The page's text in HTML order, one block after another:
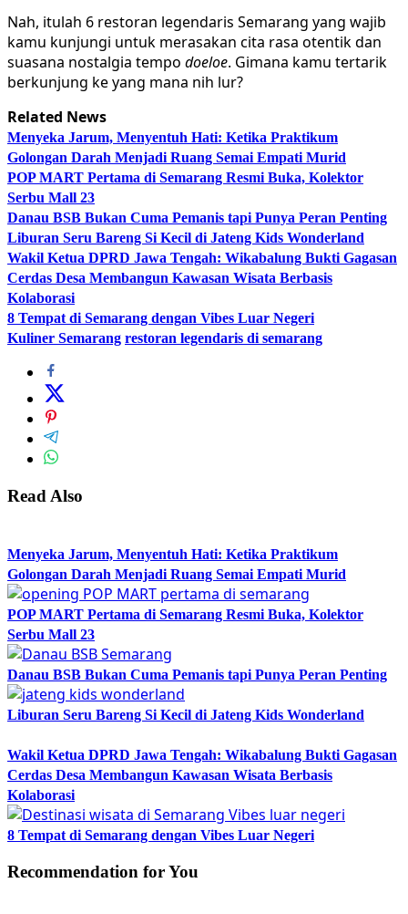
Nah, itulah 6 restoran legendaris Semarang yang wajib
kamu kunjungi untuk merasakan cita rasa otentik dan
suasana nostalgia tempo doeloe. Gimana kamu tertarik
berkunjung ke yang mana nih lur?
Related News
Menyeka Jarum, Menyentuh Hati: Ketika Praktikum
Golongan Darah Menjadi Ruang Semai Empati Murid
POP MART Pertama di Semarang Resmi Buka, Kolektor
Serbu Mall 23
Danau BSB Bukan Cuma Pemanis tapi Punya Peran Penting
Liburan Seru Bareng Si Kecil di Jateng Kids Wonderland
Wakil Ketua DPRD Jawa Tengah: Wikabalung Bukti Gagasan
Cerdas Desa Membangun Kawasan Wisata Berbasis
Kolaborasi
8 Tempat di Semarang dengan Vibes Luar Negeri
Kuliner Semarang restoran legendaris di semarang
Read Also
Menyeka Jarum, Menyentuh Hati: Ketika Praktikum
Golongan Darah Menjadi Ruang Semai Empati Murid
POP MART Pertama di Semarang Resmi Buka, Kolektor
Serbu Mall 23
Danau BSB Bukan Cuma Pemanis tapi Punya Peran Penting
Liburan Seru Bareng Si Kecil di Jateng Kids Wonderland
Wakil Ketua DPRD Jawa Tengah: Wikabalung Bukti Gagasan
Cerdas Desa Membangun Kawasan Wisata Berbasis
Kolaborasi
8 Tempat di Semarang dengan Vibes Luar Negeri
Recommendation for You